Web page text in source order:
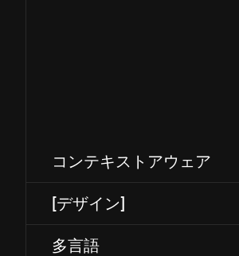
コンテキストアウェア
[デザイン]
多言語